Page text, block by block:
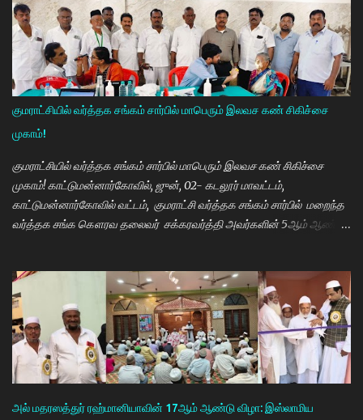
மு.க.ஸ்டாலின் அதிக முயற்சி எடுத்து கல்வியும். மருத்துவமும் எனது இரு
கண்கள் என முதலமைச்சர் கூறி வருகிறார். எத்தனையோ
மாணவியர்களுக்கு கிடைக்காத வாய்ப்பு உங்களுக்கு கிடைத்திருக்கிறது.
முன்பு 8 ம் வகுப்பு அல்லது 10 ம் வகுப்பிலேயே மாணவியர்களின்
பள்ளிப்படிப்பை நிறுத்தும் நிலையை மாற்றி, பெண் குழந்தைகள் கல்லூரி
வரை படிக்க வேண்டும். அவர்களுக்கு உயர்கல்வி மிக அவசியம் என்பதில்
அதிக முயற்சி எடுத்து வருகிறார்கள். உயர்கல்வி படிக்கின்ற
மாணவியர்களுக்கு மாதந்தோறும் ரூ.1000 வழங்கும் புதுமைப்பெண்
திட்டத்தை செயல்படுத்தி வருகிறார். எதிர்கால தலைவர்களான மாணவர்க...
குமராட்சியில் வர்த்தக சங்கம் சார்பில் மாபெரும் இலவச கண் சிகிச்சை
முகாம்!
குமராட்சியில் வர்த்தக சங்கம் சார்பில் மாபெரும் இலவச கண் சிகிச்சை
முகாம்! காட்டுமன்னார்கோவில், ஜுன், 02- கடலூர் மாவட்டம்,
காட்டுமன்னார்கோவில் வட்டம், குமராட்சி வர்த்தக சங்கம் சார்பில் மறைந்த
வர்த்தக சங்க கௌரவ தலைவர் சக்கரவர்த்தி அவர்களின் 5ஆம் ஆண்டு
ஒருங்கிணைப்பாளர் திருவேங்கடம் மற்றும் செவிலியர்கள் தலைமையில்
நடைபெற்றது. நிகழ்ச்சியில் கண் மருத்துவர் இளையராஜா சிறப்பு
அழைப்பாளராக கலந்து கொண்டு குத்துவிளக்கு ஏற்றி நிகழ்ச்சினை
துவங்கி வைத்தார். நிகழ்ச்சிக்கு குமராட்சி வர்த்தக சங்கத் தலைவர்
கே.ஆர்.ஜி. தமிழ்வாணன் முன்னிலை வகித்தார். நிகழ்ச்சியில் செயலாளர்
மணிவண்ணன், ஒருங்கிணைப்பாளர் அப்துல்பாசித் மற்றும் சங்க
நிர்வாகிகள் குமரவடிவு, துரைசிங்கம், பிரதீப், அப்துல்ரவுப், பார்த்தசாரதி,
அல் மதரஸத்துர் ரஹ்மானியாவின் 17ஆம் ஆண்டு விழா: இஸ்லாமிய